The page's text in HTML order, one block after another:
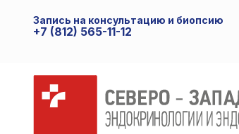
Запись на консультацию и биопсию
+7 (812) 565-11-12